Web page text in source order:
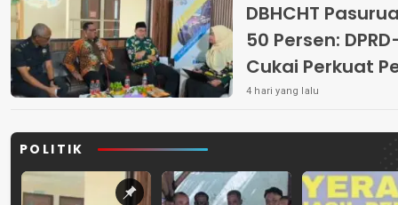
DBHCHT
50 Persen:
Cukai Perkuat
Peredaran
4 hari yang lalu
POLITIK